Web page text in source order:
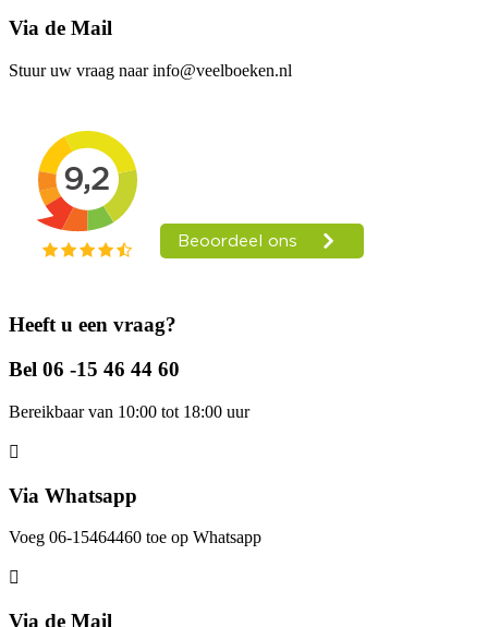
Via de Mail
Stuur uw vraag naar info@veelboeken.nl
Heeft u een vraag?
Bel 06 -15 46 44 60
Bereikbaar van 10:00 tot 18:00 uur
Via Whatsapp
Voeg 06-15464460 toe op Whatsapp
Via de Mail